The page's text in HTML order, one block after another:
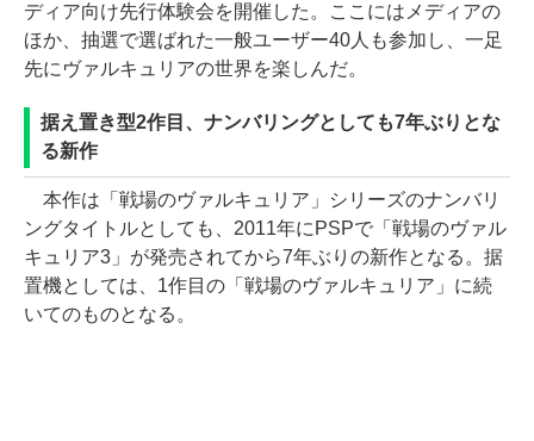
ディア向け先行体験会を開催した。ここにはメディアの
ほか、抽選で選ばれた一般ユーザー40人も参加し、一足
先にヴァルキュリアの世界を楽しんだ。
据え置き型2作目、ナンバリングとしても7年ぶりとな
る新作
本作は「戦場のヴァルキュリア」シリーズのナンバリ
ングタイトルとしても、2011年にPSPで「戦場のヴァル
キュリア3」が発売されてから7年ぶりの新作となる。据
置機としては、1作目の「戦場のヴァルキュリア」に続
いてのものとなる。